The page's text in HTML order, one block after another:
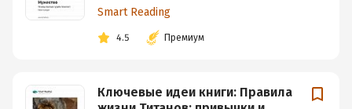
Smart Reading
4.5 Премиум
Ключевые идеи книги: Правила